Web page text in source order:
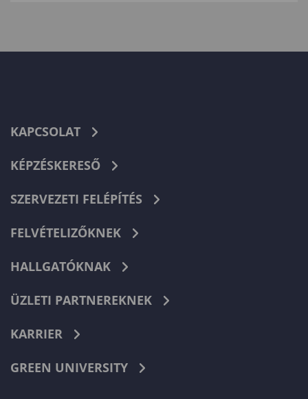
KAPCSOLAT
KÉPZÉSKERESŐ
SZERVEZETI FELÉPÍTÉS
FELVÉTELIZŐKNEK
HALLGATÓKNAK
ÜZLETI PARTNEREKNEK
KARRIER
GREEN UNIVERSITY